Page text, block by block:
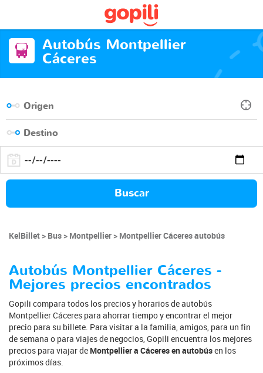
Autobús Montpellier
Cáceres
Buscar
KelBillet Bus Montpellier Montpellier Cáceres autobús
Autobús Montpellier Cáceres -
Mejores precios encontrados
Gopili compara todos los precios y horarios de autobús
Montpellier Cáceres para ahorrar tiempo y encontrar el mejor
precio para su billete. Para visitar a la familia, amigos, para un fin
de semana o para viajes de negocios, Gopili encuentra los mejores
precios para viajar de Montpellier a Cáceres en autobúsen los
próximos días.